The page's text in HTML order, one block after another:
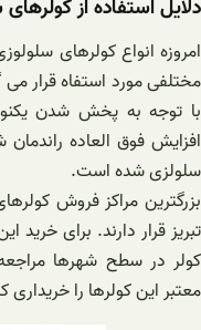
دلایل استفاده از
امروزه انواع کولرهای
مختلفی مورد استفاه قرار
با توجه به پخش شدن
افزایش فوق العاده
سلولزی شده است.
بزرگترین مراکز فروش
تبریز قرار دارند. برای
کولر در سطح شهرها
معتبر این کولرها را خریداری